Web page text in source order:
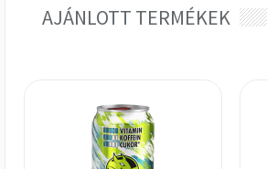
AJÁNLOTT TERMÉKEK